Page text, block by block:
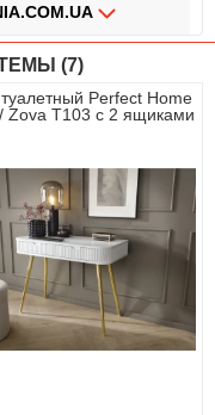
(7)
Perfect Home
Zova T103 с 2 ящиками